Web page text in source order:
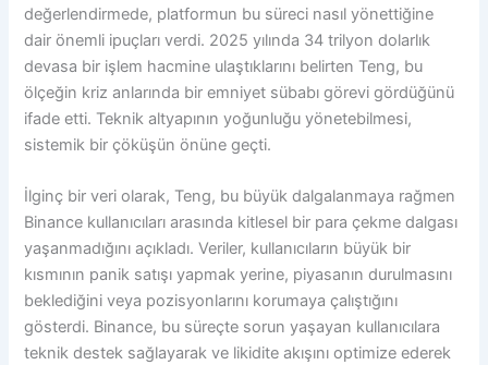
değerlendirmede, platformun bu süreci nasıl yönettiğine
dair önemli ipuçları verdi. 2025 yılında 34 trilyon dolarlık
devasa bir işlem hacmine ulaştıklarını belirten Teng, bu
ölçeğin kriz anlarında bir emniyet sübabı görevi gördüğünü
ifade etti. Teknik altyapının yoğunluğu yönetebilmesi,
sistemik bir çöküşün önüne geçti.
İlginç bir veri olarak, Teng, bu büyük dalgalanmaya rağmen
Binance kullanıcıları arasında kitlesel bir para çekme dalgası
yaşanmadığını açıkladı. Veriler, kullanıcıların büyük bir
kısmının panik satışı yapmak yerine, piyasanın durulmasını
beklediğini veya pozisyonlarını korumaya çalıştığını
gösterdi. Binance, bu süreçte sorun yaşayan kullanıcılara
teknik destek sağlayarak ve likidite akışını optimize ederek